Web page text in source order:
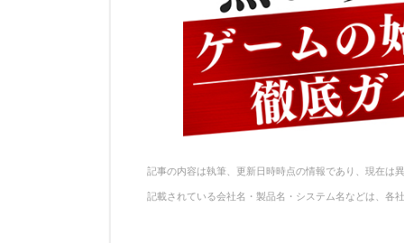
記事の内容は執筆、更新日時時点の情報であり、現在は
記載されている会社名・製品名・システム名などは、各